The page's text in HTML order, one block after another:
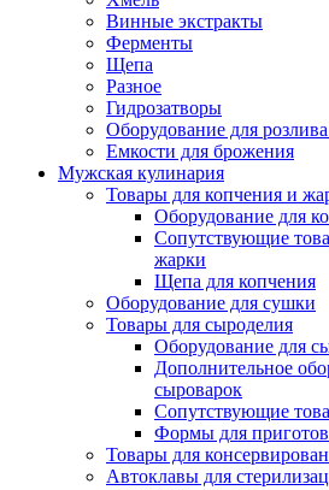
Винные экстракты
Ферменты
Щепа
Разное
Гидрозатворы
Оборудование для
Емкости для брожения
Мужская кулинария
Товары для копчения и
Оборудование для
Сопутствующие
жарки
Щепа для копчения
Оборудование для сушки
Товары для сыроделия
Оборудование для
Дополнительное
сыроварок
Сопутствующие
Формы для
Товары для
Автоклавы для